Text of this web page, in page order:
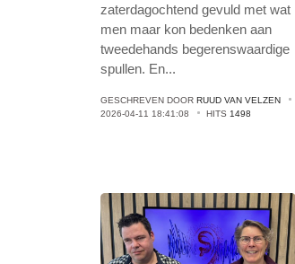
zaterdagochtend gevuld met wat
men maar kon bedenken aan
tweedehands begerenswaardige
spullen. En...
GESCHREVEN DOOR RUUD VAN VELZEN
2026-04-11 18:41:08
HITS 1498